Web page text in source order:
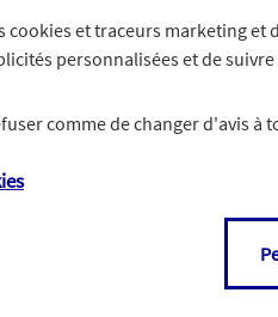
Une voiture
cookies et traceurs marketing et
personnalisées et de
comme de changer d'avis à